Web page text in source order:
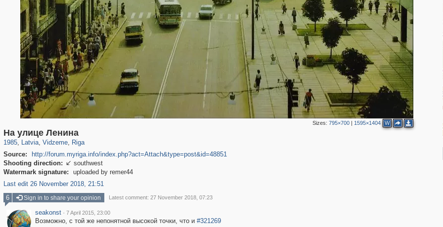
Sizes:795×700 | 1595×1404 W
На улице Ленина
1985, Latvia
20,487 233
, Vidzeme
9,965 62
, Riga
7,206 55
Source:
http://forum.myriga.info/index.php?act=Attach&type=post&id=48851
Shooting direction:  southwest
Watermark signature:
uploaded by remer44
Last edit 26 November 2018, 21:51
6 Sign in to share your opinion Latest comment: 27 November 2018, 07:23
seakonst · 7 April 2015, 23:00
Возможно, с той же непонятной высокой точки, что и #321269